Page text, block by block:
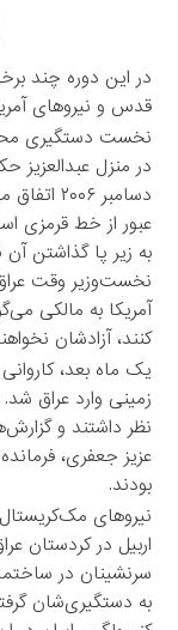
در این دوره چند
قدس و نیروهای
نخست دستگیری
در منزل عبدالعزیز
دسامبر
عبور از خط قرمزی
به زیر پا گذاشتن
نخست‌وزیر وقت
آمریکا به مالکی
کنند، آزادشان
یک ماه بعد،
زمینی وارد عراق شد.
نظر داشتند و
عزیز جعفری،
بودند.
نیروهای مک‌کریستال
اربیل در کردستان
سرنشینان در
به دستگیری‌شان